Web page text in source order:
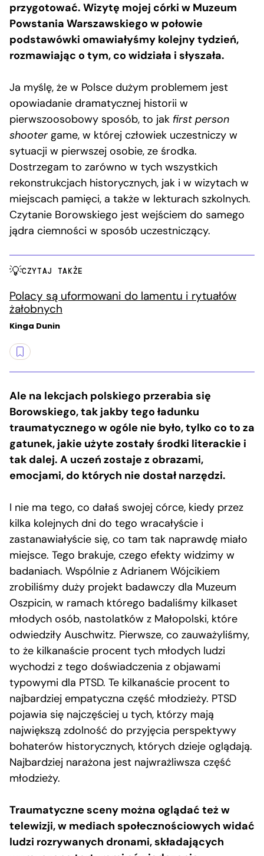
przygotować. Wizytę mojej córki w Muzeum
Powstania Warszawskiego w połowie
podstawówki omawiałyśmy kolejny tydzień,
rozmawiając o tym, co widziała i słyszała.
Ja myślę, że w Polsce dużym problemem jest
opowiadanie dramatycznej historii w
pierwszoosobowy sposób, to jak first person
shooter game, w której człowiek uczestniczy w
sytuacji w pierwszej osobie, ze środka.
Dostrzegam to zarówno w tych wszystkich
rekonstrukcjach historycznych, jak i w wizytach w
miejscach pamięci, a także w lekturach szkolnych.
Czytanie Borowskiego jest wejściem do samego
jądra ciemności w sposób uczestniczący.
CZYTAJ TAKŻE
Polacy są uformowani do lamentu i rytuałów
żałobnych
Kinga Dunin
Ale na lekcjach polskiego przerabia się
Borowskiego, tak jakby tego ładunku
traumatycznego w ogóle nie było, tylko co to za
gatunek, jakie użyte zostały środki literackie i
tak dalej. A uczeń zostaje z obrazami,
emocjami, do których nie dostał narzędzi.
I nie ma tego, co dałaś swojej córce, kiedy przez
kilka kolejnych dni do tego wracałyście i
zastanawiałyście się, co tam tak naprawdę miało
miejsce. Tego brakuje, czego efekty widzimy w
badaniach. Wspólnie z Adrianem Wójcikiem
zrobiliśmy duży projekt badawczy dla Muzeum
Oszpicin, w ramach którego badaliśmy kilkaset
młodych osób, nastolatków z Małopolski, które
odwiedziły Auschwitz. Pierwsze, co zauważyliśmy,
to że kilkanaście procent tych młodych ludzi
wychodzi z tego doświadczenia z objawami
typowymi dla PTSD. Te kilkanaście procent to
najbardziej empatyczna część młodzieży. PTSD
pojawia się najczęściej u tych, którzy mają
największą zdolność do przyjęcia perspektywy
bohaterów historycznych, których dzieje oglądają.
Najbardziej narażona jest najwrażliwsza część
młodzieży.
Traumatyczne sceny można oglądać też w
telewizji, w mediach społecznościowych widać
ludzi rozrywanych dronami, składających